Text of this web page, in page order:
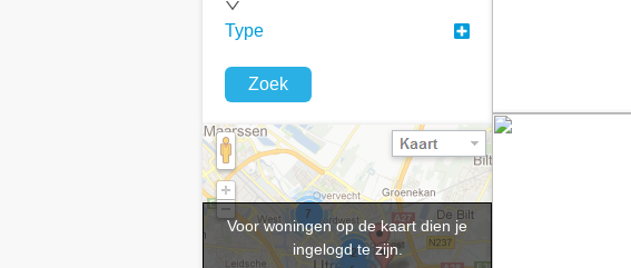
Type
Zoek
Voor woningen op de kaart dien je
ingelogd te zijn.